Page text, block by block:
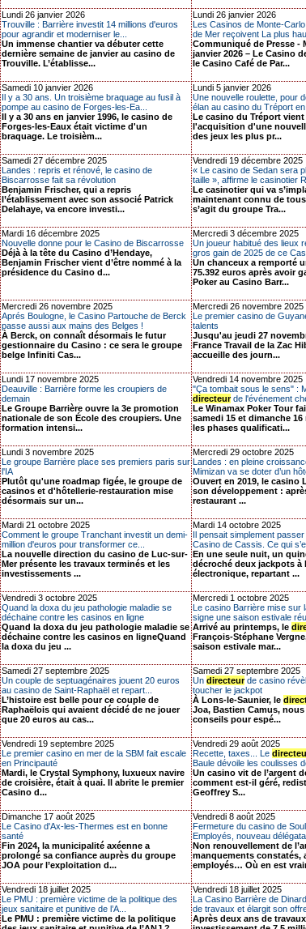
Lundi 26 janvier 2026
Trouville : Barrière investit 14 millions d'euros
pour agrandir et moderniser le...
Un immense chantier va débuter cette
dernière semaine de janvier au casino de
Trouville. L’établisse...
Lundi 26 janvier 2026
Les Casinos de Monte-
de Mer reçoivent La plus
Communiqué de Presse -
janvier 2026 – Le Casino
le Casino Café de Par...
Samedi 10 janvier 2026
Il y a 30 ans. Un troisième braquage au fusil à
pompe au casino de Forges-les-Ea...
Il y a 30 ans en janvier 1996, le casino de
Forges-les-Eaux était victime d'un
braquage. Le troisièm...
Lundi 5 janvier 2026
Une nouvelle roulette, pour
élan au casino du Tréport
Le casino du Tréport vient
l'acquisition d'une
des jeux les plus pr...
Samedi 27 décembre 2025
Landes : repris et rénové, le casino de
Biscarrosse fait sa révolution
Benjamin Frischer, qui a repris
l’établissement avec son associé Patrick
Delahaye, va encore investi...
Vendredi 19 décembre 2025
« Le casino de Sedan sera
taille », affirme le casinotier
Le casinotier qui va
maintenant connu de
s’agit du groupe Tra...
Mardi 16 décembre 2025
Nouvelle donne pour le Casino de Biscarrosse
Déjà à la tête du Casino d’Hendaye,
Benjamin Frischer vient d’être nommé à la
présidence du Casino d...
Mercredi 3 décembre 2025
Un joueur habitué des lieux
gros gain de 2025 de ce
Un chanceux a remporté
75.392 euros après avoir
Poker au Casino Barr...
Mercredi 26 novembre 2025
Aprés Boulogne, le Casino Partouche de Berck
passe aussi aux mains des Belges !
À Berck, on connaît désormais le futur
gestionnaire du Casino : ce sera le groupe
belge Infiniti Cas...
Mercredi 26 novembre 2025
Le premier casino de
talents
Jusqu'au jeudi 27
France Travail de la Zac
accueille des journ...
Lundi 17 novembre 2025
Deauville : Barrière forme les croupiers de
demain
Le Groupe Barrière ouvre la 3e promotion
nationale de son École des croupiers. Une
formation intensi...
Vendredi 14 novembre 2025
"Ça tombait sous le sens" :
directeurde l'événement
Le Winamax Poker Tour
samedi 15 et dimanche
les phases qualificati...
Lundi 3 novembre 2025
Le groupe Barrière place ses premiers paris sur
l'IA
Plutôt qu'une roadmap figée, le groupe de
casinos et d'hôtellerie-restauration mise
désormais sur un...
Mercredi 29 octobre 2025
Landes : en pleine
Mimizan va se doter d’un
Ouvert en 2019, le casino
son développement :
restaurant ...
Mardi 21 octobre 2025
Comment le groupe Tranchant investit un demi-
million d'euros pour transformer ce...
La nouvelle direction du casino de Luc-sur-
Mer présente les travaux terminés et les
investissements ...
Mardi 14 octobre 2025
Il pensait simplement
Casino de Cassis. Ce qui
En une seule nuit, un
décroché deux jackpots à
électronique, repartant ...
Vendredi 3 octobre 2025
Quand la doxa du jeu pathologie maladie se
déchaine contre les casinos en ligne
Quand la doxa du jeu pathologie maladie se
déchaine contre les casinos en ligneQuand
la doxa du jeu ...
Mercredi 1 octobre 2025
Le casino Barrière mise sur
signe une saison estivale
Arrivé au printemps, le
François-Stéphane
saison estivale mar...
Samedi 27 septembre 2025
Un couple de septuagénaires jouent 20 euros
au casino de Saint-Raphaël et repart...
L’histoire est belle pour ce couple de
Raphaëlois qui avaient décidé de ne jouer
que 20 euros au cas...
Samedi 27 septembre 2025
Un directeurde casino
toucher le jackpot
À Lons-le-Saunier, le
Joa, Bastien Camus,
conseils pour espé...
Vendredi 19 septembre 2025
Le premier casino en mer de la SBM fait escale
en Principauté
Mardi, le Crystal Symphony, luxueux navire
de croisière, était à quai. Il abrite le premier
Casino d...
Vendredi 29 août 2025
Recette, taxes... Le
Baule dévoile les coulisses de
Un casino vit de l’argent
comment est-il géré,
Geoffrey S...
Dimanche 17 août 2025
Le Casino d'Ax-les-Thermes est en bonne
santé
Fin 2024, la municipalité axéenne a
prolongé sa confiance auprès du groupe
JOA pour l’exploitation d...
Vendredi 8 août 2025
Fermeture du casino de
Employés, nouveau
Non renouvellement de
manquements constatés,
employés… Où en est
Vendredi 18 juillet 2025
Le PMU : première victime de la politique des
jeux sanitaire et punitive de l’A...
Le PMU : première victime de la politique
Vendredi 18 juillet 2025
La Casino Barrière de
de travaux et élargit son
Après deux ans de